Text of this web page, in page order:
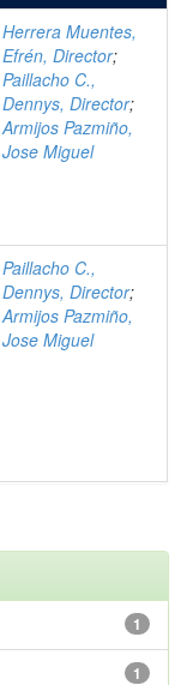
Herrera Muentes,
Efrén, Director;
Paillacho C.,
Dennys, Director;
Armijos Pazmiño,
Jose Miguel
Paillacho C.,
Dennys, Director;
Armijos Pazmiño,
Jose Miguel
1
1